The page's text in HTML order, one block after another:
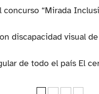
“Mirada
discapacidad visual
de todo el país El